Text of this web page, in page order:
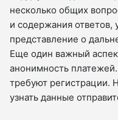
несколько общих
и содержания
представление о
Еще один важный
анонимность
требуют регистрации.
узнать данные